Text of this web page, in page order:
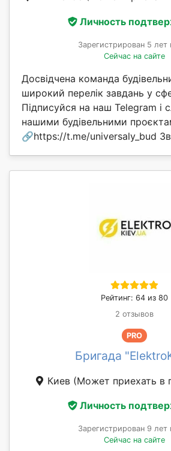
Личность
Зарегистрирован 5 лет
Сейчас на сайте
Досвідчена команда
широкий перелік завдань у
Підписуйся на наш Telegram і
нашими будівельними
🔗https://t.me/universaly_bud
Рейтинг: 64 из 80
2 отзывов
PRO
Бригада
Киев (Может приехать в
Личность
Зарегистрирован 9 лет
Сейчас на сайте